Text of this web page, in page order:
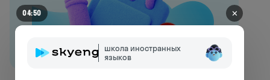
04:50 ✕
школа иностранных
языков